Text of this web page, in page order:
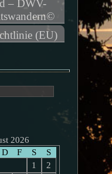
– DWV-
(EU)
2026
D F S
S
1
2